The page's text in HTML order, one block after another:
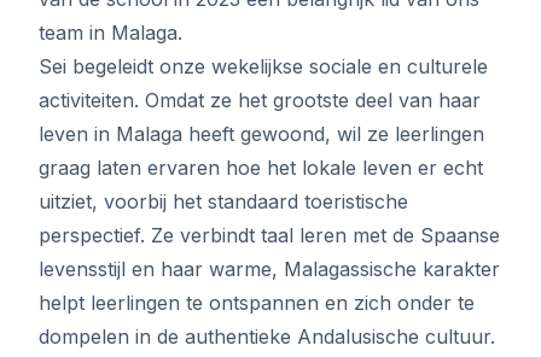
team in Malaga.
Sei begeleidt onze wekelijkse sociale en culturele
activiteiten. Omdat ze het grootste deel van haar
leven in Malaga heeft gewoond, wil ze leerlingen
graag laten ervaren hoe het lokale leven er echt
uitziet, voorbij het standaard toeristische
perspectief. Ze verbindt taal leren met de Spaanse
levensstijl en haar warme, Malagassische karakter
helpt leerlingen te ontspannen en zich onder te
dompelen in de authentieke Andalusische cultuur.